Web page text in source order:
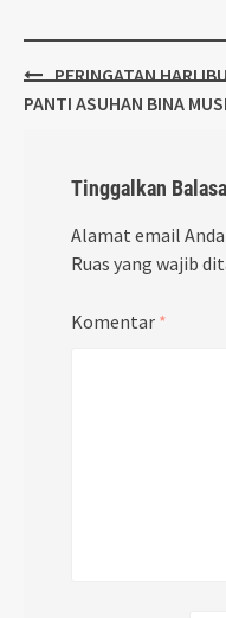
Post
navigation
PERINGATAN HARI
PANTI ASUHAN BINA
Tinggalkan
Alamat email
Ruas yang wajib
Komentar *